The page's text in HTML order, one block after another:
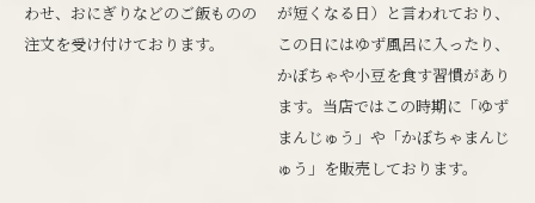
わせ、おにぎりなどのご飯ものの
注文を受け付けております。
が短くなる日）と言われており、
この日にはゆず風呂に入ったり、
かぼちゃや小豆を食す習慣があり
ます。当店ではこの時期に「ゆず
まんじゅう」や「かぼちゃまんじ
ゅう」を販売しております。